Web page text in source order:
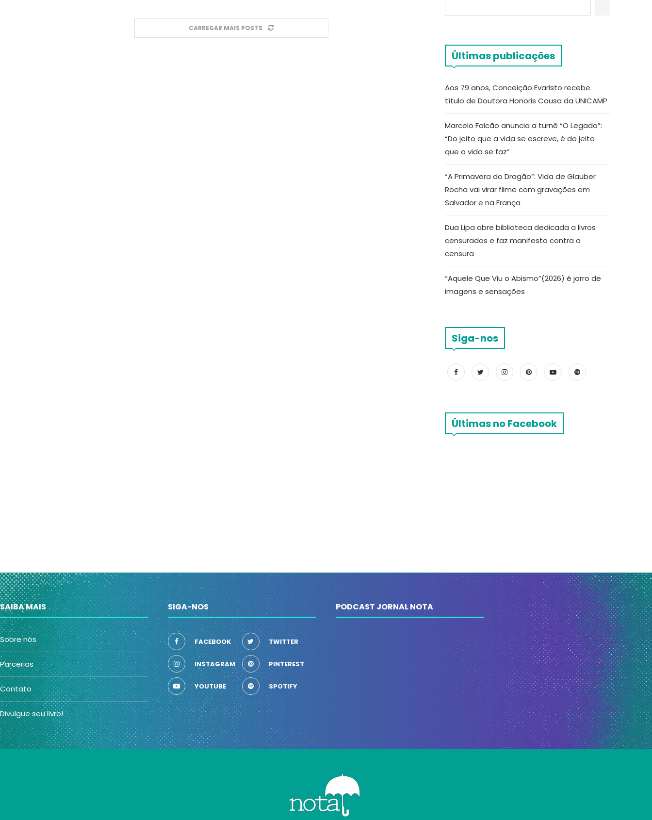
CARREGAR MAIS POSTS
Últimas publicações
Aos 79 anos, Conceição Evaristo recebe
título de Doutora Honoris Causa da UNICAMP
Marcelo Falcão anuncia a turnê “O Legado”:
“Do jeito que a vida se escreve, é do jeito
que a vida se faz”
“A Primavera do Dragão”: Vida de Glauber
Rocha vai virar filme com gravações em
Salvador e na França
Dua Lipa abre biblioteca dedicada a livros
censurados e faz manifesto contra a
censura
“Aquele Que Viu o Abismo”(2026) é jorro de
imagens e sensações
Siga-nos
Últimas no Facebook
SAIBA MAIS
Sobre nós
Parcerias
Contato
Divulgue seu livro!
SIGA-NOS
FACEBOOK TWITTER
INSTAGRAM PINTEREST
YOUTUBE SPOTIFY
PODCAST JORNAL NOTA